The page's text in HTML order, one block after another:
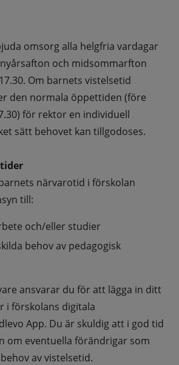
omsorg alla helgfria vardagar
och midsommarfton
Om barnets vistelsetid
den normala öppettiden (före
för rektor en individuell
sätt behovet kan tillgodoses.
närvarotid i förskolan
till:
och/eller studier
behov av pedagogisk
ansvarar du för att lägga in ditt
i förskolans digitala
App. Du är skuldig att i god tid
om eventuella förändrigar som
av vistelsetid.